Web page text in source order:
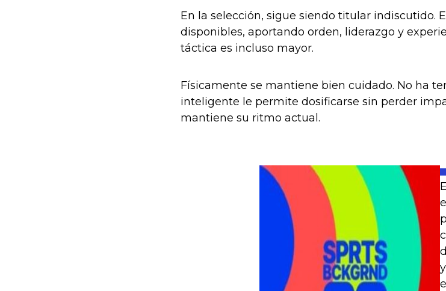
En la selección, sigue siendo titular indiscutido.
disponibles, aportando orden, liderazgo y
táctica es incluso mayor.
Físicamente se mantiene bien cuidado. No ha
inteligente le permite dosificarse sin perder
mantiene su ritmo actual.